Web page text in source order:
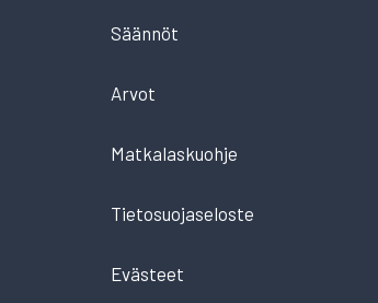
Säännöt
Arvot
Matkalaskuohje
Tietosuojaseloste
Evästeet